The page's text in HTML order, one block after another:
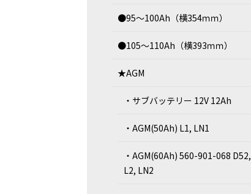
●95～100Ah（横354ｍｍ）
●105～110Ah（横393ｍｍ）
★AGM
・サブバッテリー 12V 12Ah
・AGM(50Ah) L1, LN1
・AGM(60Ah) 560-901-068 D52,
L2, LN2